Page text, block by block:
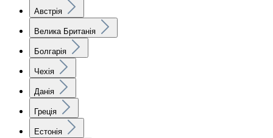
Австрія
Велика Британія
Болгарія
Чехія
Данія
Греція
Естонія